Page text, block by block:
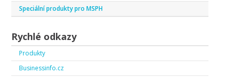
Speciální produkty pro MSPH
Rychlé odkazy
Produkty
Businessinfo.cz